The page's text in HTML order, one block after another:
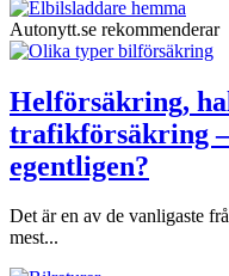
Autonytt.se rekommenderar
Helförsäkring,
trafikförsäkring
egentligen?
Det är en av de vanligaste
mest...